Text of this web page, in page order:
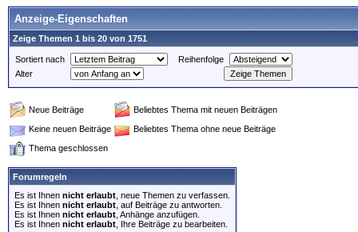
Anzeige-Eigenschaften
Zeige Themen 1 bis 20 von 1751
Sortiert nach
Reihenfolge
Alter
Neue Beiträge
Beliebtes Thema mit neuen Beiträgen
Keine neuen Beiträge
Beliebtes Thema ohne neue Beiträge
Thema geschlossen
Forumregeln
Es ist Ihnen nicht erlaubt , neue Themen zu verfassen.
Es ist Ihnen nicht erlaubt , auf Beiträge zu antworten.
Es ist Ihnen nicht erlaubt , Anhänge anzufügen.
Es ist Ihnen nicht erlaubt , Ihre Beiträge zu bearbeiten.